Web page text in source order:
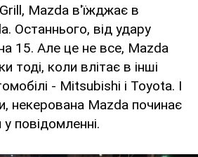
Mazda в'їжджає в
Останнього, від удару
15. Але це не все, Mazda
тоді, коли влітає в інші
- Mitsubishi і Toyota. І
некерована Mazda починає
повідомленні.